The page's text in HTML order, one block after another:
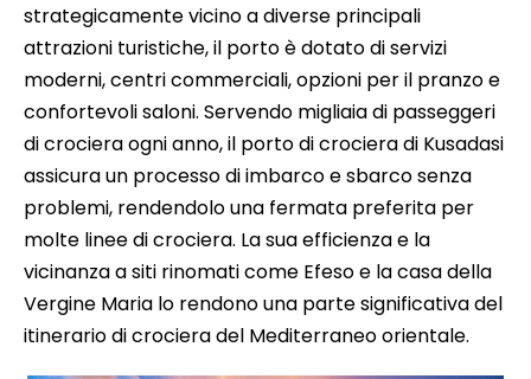
strategicamente vicino a diverse principali
attrazioni turistiche, il porto è dotato di servizi
moderni, centri commerciali, opzioni per il pranzo e
confortevoli saloni. Servendo migliaia di passeggeri
di crociera ogni anno, il porto di crociera di Kusadasi
assicura un processo di imbarco e sbarco senza
problemi, rendendolo una fermata preferita per
molte linee di crociera. La sua efficienza e la
vicinanza a siti rinomati come Efeso e la casa della
Vergine Maria lo rendono una parte significativa del
itinerario di crociera del Mediterraneo orientale.